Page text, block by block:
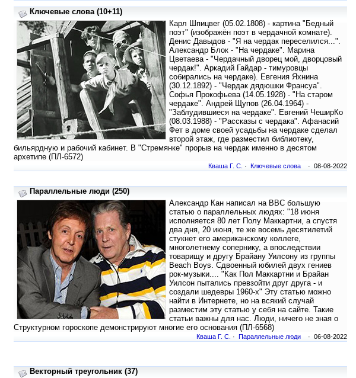
Ключевые слова (10+11)
Карл Шпицвег (05.02.1808) - картина "Бедный
поэт" (изображён поэт в чердачной комнате).
Денис Давыдов - "Я на чердак переселился...".
Александр Блок - "На чердаке". Марина
Цветаева - "Чердачный дворец мой, дворцовый
чердак!". Аркадий Гайдар - тимуровцы
собирались на чердаке). Евгения Яхнина
(30.12.1892) - "Чердак дядюшки Франсуа".
Софья Прокофьева (14.05.1928) - "На старом
чердаке". Андрей Щупов (26.04.1964) -
"Заблудившиеся на чердаке". Евгений ЧеширКо
(08.03.1988) - "Рассказы с чердака". Афанасий
Фет в доме своей усадьбы на чердаке сделал
второй этаж, где разместил библиотеку,
бильярдную и рабочий кабинет. В "Стремянке" прорыв на чердак именно в десятом
архетипе (ПЛ-6572)
Кваша Г. С. · Ключевые слова · 08-08-2022
Параллельные люди (250)
Александр Кан написал на ВВС большую
статью о параллельных людях: "18 июня
исполняется 80 лет Полу Маккартни, а спустя
два дня, 20 июня, те же восемь десятилетий
стукнет его американскому коллеге,
многолетнему сопернику, а впоследствии
товарищу и другу Брайану Уилсону из группы
Beach Boys. Сдвоенный юбилей двух гениев
рок-музыки.... "Как Пол Маккартни и Брайан
Уилсон пытались превзойти друг друга - и
создали шедевры 1960-х" Эту статью можно
найти в Интернете, но на всякий случай
разместим эту статью у себя на сайте. Такие
статьи важны для нас. Люди, ничего не зная о
Структурном гороскопе демонстрируют многие его основания (ПЛ-6568)
Кваша Г. С. · Параллельные люди · 06-08-2022
Векторный треугольник (37)